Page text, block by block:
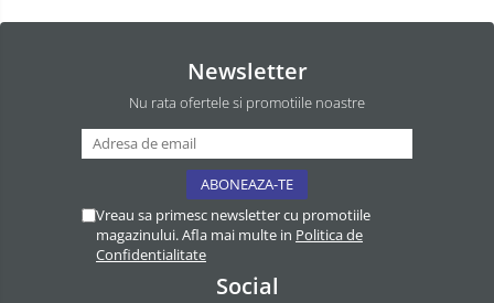
Newsletter
Nu rata ofertele si promotiile noastre
Vreau sa primesc newsletter cu promotiile
magazinului. Afla mai multe in Politica de
Confidentialitate
Social